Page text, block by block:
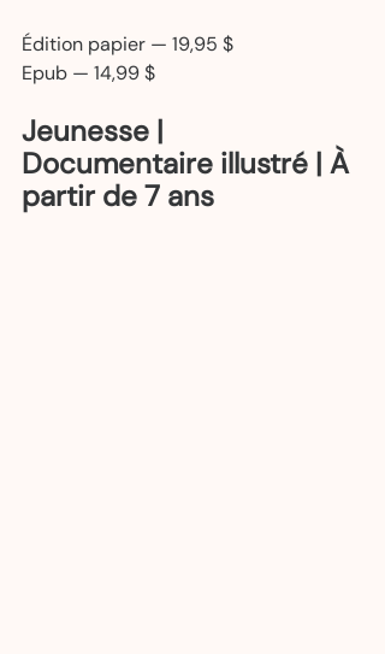
Édition papier — 19,95 $
Epub — 14,99 $
Jeunesse |
Documentaire illustré | À
partir de 7 ans